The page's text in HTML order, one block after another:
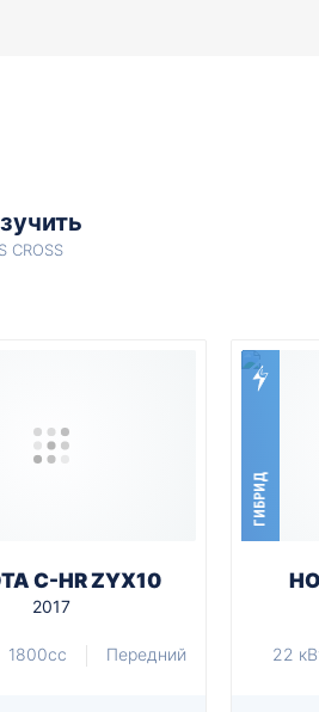
CROSS
C-HR ZYX10
2017
1800cc Передний
ГИБРИД
22